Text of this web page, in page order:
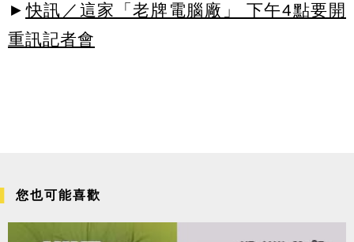
► 快訊／這家「老牌電腦廠」 下午4點要開
重訊記者會
您也可能喜歡